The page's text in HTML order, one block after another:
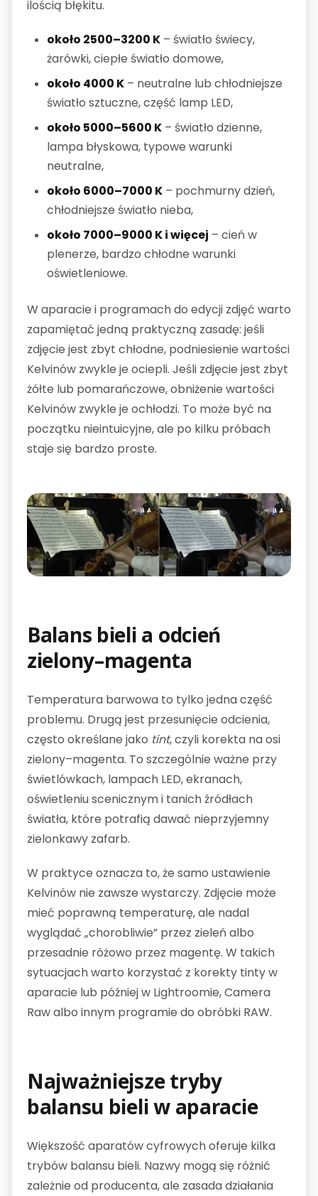
ilością błękitu.
około 2500–3200 K – światło świecy,
żarówki, ciepłe światło domowe,
około 4000 K – neutralne lub chłodniejsze
światło sztuczne, część lamp LED,
około 5000–5600 K – światło dzienne,
lampa błyskowa, typowe warunki
neutralne,
około 6000–7000 K – pochmurny dzień,
chłodniejsze światło nieba,
około 7000–9000 K i więcej – cień w
plenerze, bardzo chłodne warunki
oświetleniowe.
W aparacie i programach do edycji zdjęć warto
zapamiętać jedną praktyczną zasadę: jeśli
zdjęcie jest zbyt chłodne, podniesienie wartości
Kelvinów zwykle je ociepli. Jeśli zdjęcie jest zbyt
żółte lub pomarańczowe, obniżenie wartości
Kelvinów zwykle je ochłodzi. To może być na
początku nieintuicyjne, ale po kilku próbach
staje się bardzo proste.
Balans bieli a odcień
zielony–magenta
Temperatura barwowa to tylko jedna część
problemu. Drugą jest przesunięcie odcienia,
często określane jako tint, czyli korekta na osi
zielony–magenta. To szczególnie ważne przy
świetlówkach, lampach LED, ekranach,
oświetleniu scenicznym i tanich źródłach
światła, które potrafią dawać nieprzyjemny
zielonkawy zafarb.
W praktyce oznacza to, że samo ustawienie
Kelvinów nie zawsze wystarczy. Zdjęcie może
mieć poprawną temperaturę, ale nadal
wyglądać „chorobliwie” przez zieleń albo
przesadnie różowo przez magentę. W takich
sytuacjach warto korzystać z korekty tinty w
aparacie lub później w Lightroomie, Camera
Raw albo innym programie do obróbki RAW.
Najważniejsze tryby
balansu bieli w aparacie
Większość aparatów cyfrowych oferuje kilka
trybów balansu bieli. Nazwy mogą się różnić
zależnie od producenta, ale zasada działania